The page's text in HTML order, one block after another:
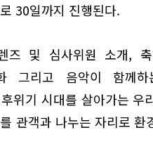
30일까지 진행된다.
즈 및 심사위원 소개,
그리고 음악이 함께하
위기 시대를 살아가는 우
관객과 나누는 자리로